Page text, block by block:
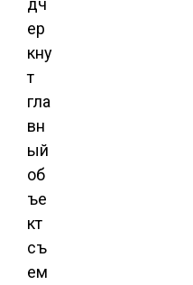
дч
ер
кну
т
гла
вн
ый
об
ъе
кт
съ
ем